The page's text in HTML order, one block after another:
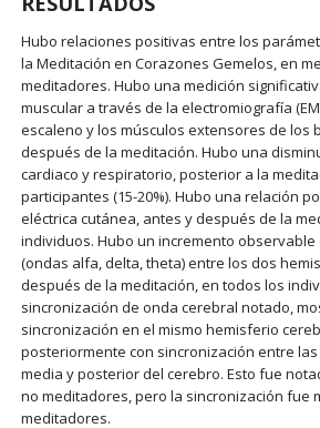
Hubo relaciones positivas entre los
la Meditación en Corazones Gemelos, en
meditadores. Hubo una medición
muscular a través de la electromiografía
escaleno y los músculos extensores de los
después de la meditación. Hubo una
cardiaco y respiratorio, posterior a la
participantes (15-20%). Hubo una relación
eléctrica cutánea, antes y después de la
individuos. Hubo un incremento
(ondas alfa, delta, theta) entre los dos
después de la meditación, en todos los
sincronización de onda cerebral notado,
sincronización en el mismo hemisferio
posteriormente con sincronización entre
media y posterior del cerebro. Esto fue
no meditadores, pero la sincronización fue
meditadores.